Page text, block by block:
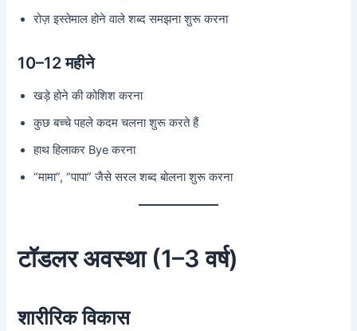
रोज़ इस्तेमाल होने वाले शब्द समझना शुरू करना
10–12 महीने
खड़े होने की कोशिश करना
कुछ बच्चे पहले कदम चलना शुरू करते हैं
हाथ हिलाकर Bye करना
“मामा”, “पापा” जैसे सरल शब्द बोलना शुरू करना
टॉडलर अवस्था (1–3 वर्ष)
शारीरिक विकास